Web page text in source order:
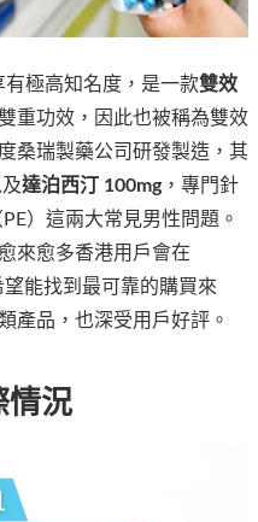
極高知名度，是一款雙效
重功效，因此也被稱為雙效
桑瑞製藥公司研發製造，其
達泊西汀 100mg，專門針
）這兩大常見男性問題。
來愈多香港用戶會在
能找到最可靠的購買來
產品，也深受用戶好評。
情況